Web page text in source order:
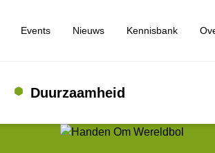
Events Nieuws Kennisbank
Duurzaamheid